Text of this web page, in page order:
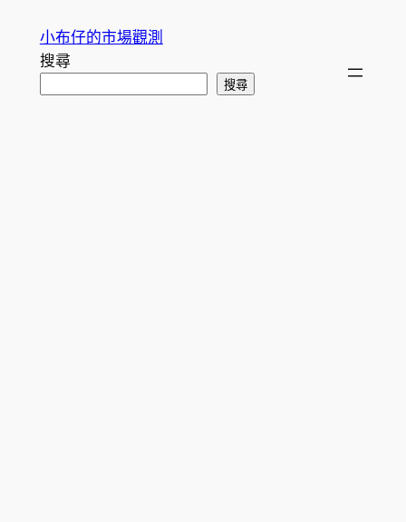
小布仔的市場觀測
搜尋
搜尋